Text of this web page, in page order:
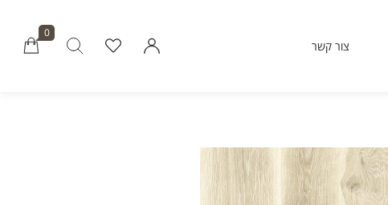
even hire freelancers. With an industry-leading
marketplace paired with an unlimited
subscription service, Envato helps creatives
צור קשר
0